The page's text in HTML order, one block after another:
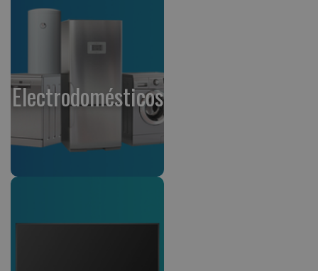
Electrodomésticos